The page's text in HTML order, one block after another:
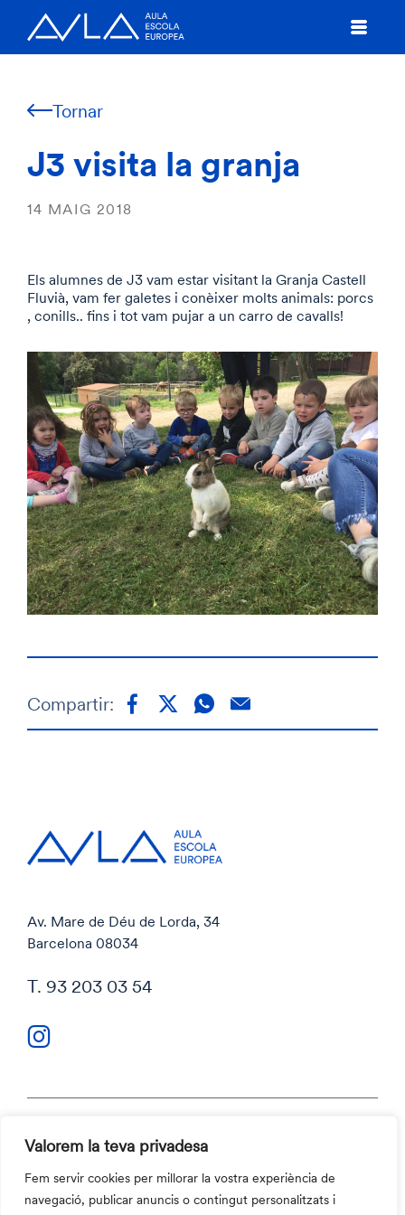
Valorem la teva privadesa
Fem servir cookies per millorar la vostra experiència de
navegació, publicar anuncis o contingut personalitzats i
Tornar
J3 visita la granja
14 MAIG 2018
Els alumnes de J3 vam estar visitant la Granja Castell
Fluvià, vam fer galetes i conèixer molts animals: porcs
, conills.. fins i tot vam pujar a un carro de cavalls!
Compartir:
Av. Mare de Déu de Lorda, 34
Barcelona 08034
T. 93 203 03 54
Política de privacitat
Política de cookies
Codi ètic i Canal ètic
Contacte